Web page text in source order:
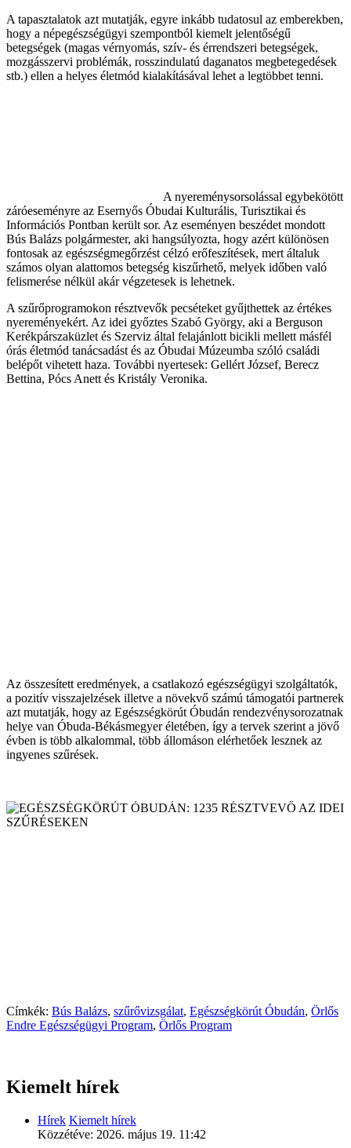
A tapasztalatok azt mutatják, egyre inkább tudatosul az emberekben,
hogy a népegészségügyi szempontból kiemelt jelentőségű
betegségek (magas vérnyomás, szív- és érrendszeri betegségek,
mozgásszervi problémák, rosszindulatú daganatos megbetegedések
stb.) ellen a helyes életmód kialakításával lehet a legtöbbet tenni.
A nyereménysorsolással egybekötött
záróeseményre az Esernyős Óbudai Kulturális, Turisztikai és
Információs Pontban került sor. Az eseményen beszédet mondott
Bús Balázs polgármester, aki hangsúlyozta, hogy azért különösen
fontosak az egészségmegőrzést célzó erőfeszítések, mert általuk
számos olyan alattomos betegség kiszűrhető, melyek időben való
felismerése nélkül akár végzetesek is lehetnek.
A szűrőprogramokon résztvevők pecséteket gyűjthettek az értékes
nyereményekért. Az idei győztes Szabó György, aki a Berguson
Kerékpárszaküzlet és Szerviz által felajánlott bicikli mellett másfél
órás életmód tanácsadást és az Óbudai Múzeumba szóló családi
belépőt vihetett haza. További nyertesek: Gellért József, Berecz
Bettina, Pócs Anett és Kristály Veronika.
Az összesített eredmények, a csatlakozó egészségügyi szolgáltatók,
a pozitív visszajelzések illetve a növekvő számú támogatói partnerek
azt mutatják, hogy az Egészségkörút Óbudán rendezvénysorozatnak
helye van Óbuda-Békásmegyer életében, így a tervek szerint a jövő
évben is több alkalommal, több állomáson elérhetőek lesznek az
ingyenes szűrések.
Címkék: Bús Balázs, szűrővizsgálat, Egészségkörút Óbudán, Örlős
Endre Egészségügyi Program, Örlős Program
Kiemelt hírek
Hírek Kiemelt hírek
Közzétéve: 2026. május 19. 11:42